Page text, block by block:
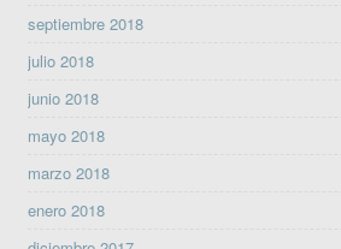
septiembre 2018
julio 2018
junio 2018
mayo 2018
marzo 2018
enero 2018